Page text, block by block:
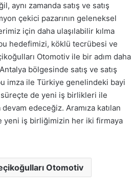
aynı zamanda satış ve satış
çekici pazarının geleneksel
için daha ulaşılabilir kılma
hedefimizi, köklü tecrübesi ve
Otomotiv ile bir adım daha
bölgesinde satış ve satış
imza ile Türkiye genelindeki bayi
süreçte de yeni iş birlikleri ile
edeceğiz. Aramıza katılan
yeni iş birliğimizin her iki firmaya
Otomotiv